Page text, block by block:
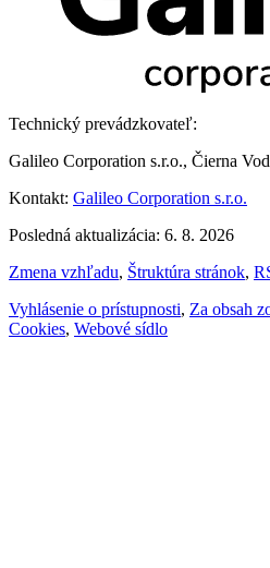
Technický prevádzkovateľ:
Galileo Corporation s.r.o., Čierna
Kontakt: Galileo Corporation s.r.o.
Posledná aktualizácia: 6. 8. 2026
Zmena vzhľadu, Štruktúra stránok,
Vyhlásenie o prístupnosti, Za obsah
Cookies, Webové sídlo